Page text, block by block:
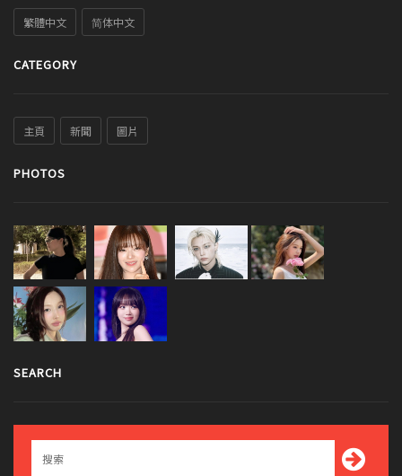
繁體中文 简体中文
CATEGORY
主頁 新聞 圖片
PHOTOS
SEARCH